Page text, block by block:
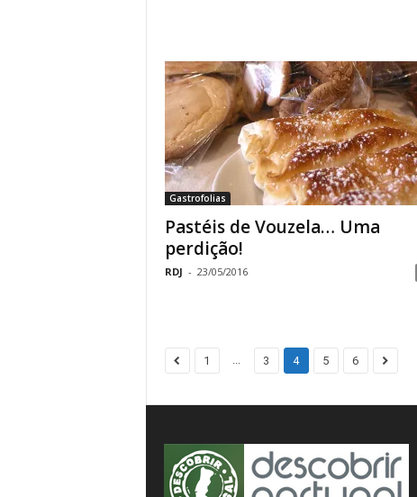
Gastrofolias
Pastéis de Vouzela… Uma
perdição!
RDJ - 23/05/2016
1 ... 3 4 5 6